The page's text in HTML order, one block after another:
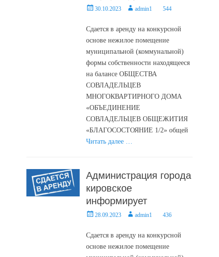
Posted30.10.2023 Authoradmin1 544
Сдается в аренду на конкурсной
основе нежилое помещение
муниципальной (коммунальной)
формы собственности находящееся
на балансе ОБЩЕСТВА
СОВЛАДЕЛЬЦЕВ
МНОГОКВАРТИРНОГО ДОМА
«ОБЪЕДИНЕНИЕ
СОВЛАДЕЛЬЦЕВ ОБЩЕЖИТИЯ
«БЛАГОСОСТОЯНИЕ 1/2» общей
Читать далее …
Администрация города
кировское
информирует
Posted28.09.2023 Authoradmin1 436
Сдается в аренду на конкурсной
основе нежилое помещение